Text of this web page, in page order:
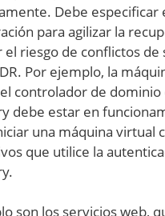
Debe especificar
para agilizar la
el riesgo de conflictos de
Por ejemplo, la
controlador de dominio
debe estar en
una máquina virtual
que utilice la
son los servicios web,